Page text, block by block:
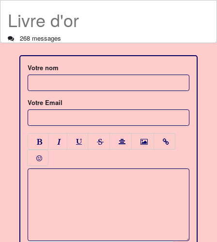
Livre d'or
268 messages
Votre nom
Votre Email